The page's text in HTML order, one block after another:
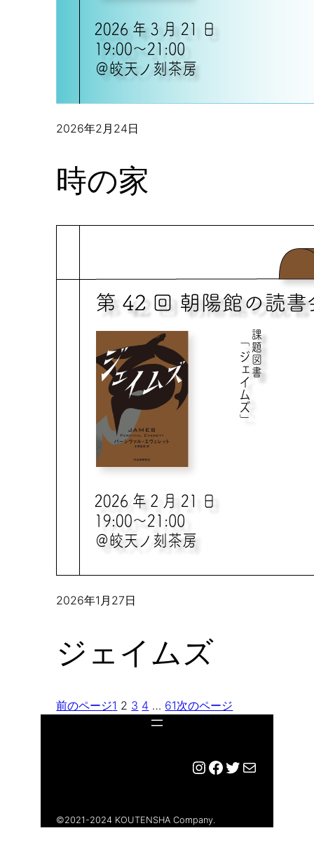
2026年2月24日
時の家
2026年1月27日
ジェイムズ
前のページ1 2 3 4 … 61次のページ
Instagram
Facebook
Twitter
メール
©︎2021-2024 KOUTENSHA Company.